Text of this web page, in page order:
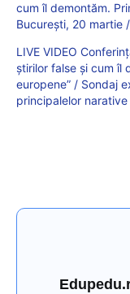
cum îl demontăm.
București, 20 martie
LIVE VIDEO
știrilor false și cum îl
europene” / Sondaj
principalelor